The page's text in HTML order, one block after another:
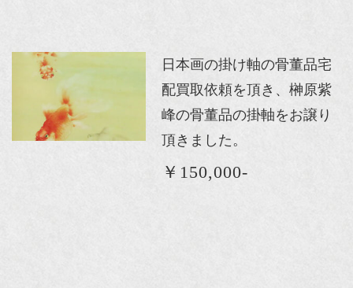
日本画の掛け軸の骨董品宅
配買取依頼を頂き、榊原紫
峰の骨董品の掛軸をお譲り
頂きました。
￥150,000-